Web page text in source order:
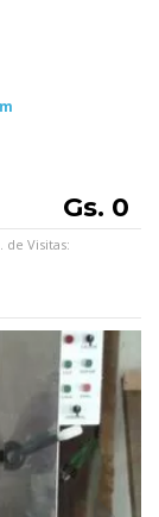
Gs. 0
de Visitas: